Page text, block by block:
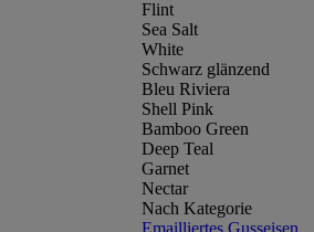
Flint
Sea Salt
White
Schwarz glänzend
Bleu Riviera
Shell Pink
Bamboo Green
Deep Teal
Garnet
Nectar
Nach Kategorie
Emailliertes Gusseisen